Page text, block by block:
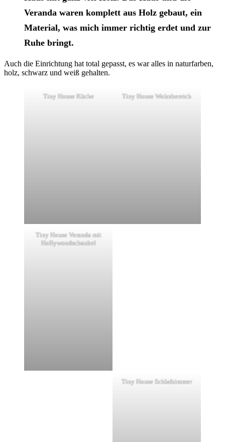
Veranda waren komplett aus Holz gebaut, ein
Material, was mich immer richtig erdet und zur
Ruhe bringt.
Auch die Einrichtung hat total gepasst, es war alles in naturfarben,
holz, schwarz und weiß gehalten.
Tiny House Küche Tiny House Wohnbereich
Tiny House Veranda mit
Hollywoodschaukel
Tiny House Schlafzimmer